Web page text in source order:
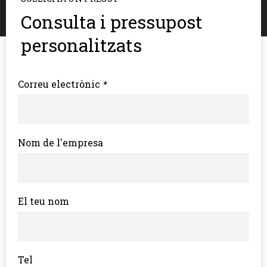
Consulta i pressupost
personalitzats
*
Correu electrònic
Nom de l'empresa
El teu nom
Tel